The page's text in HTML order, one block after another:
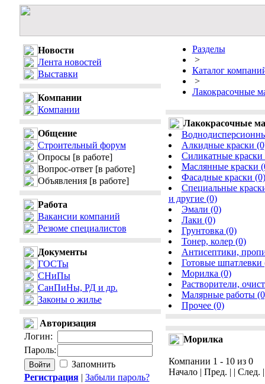
Новости
Лента новостей
Выставки
Компании
Компании
Общение
Строительный форум
Опросы [в работе]
Вопрос-ответ [в работе]
Объявления [в работе]
Работа
Вакансии компаний
Резюме специалистов
Документы
ГОСТы
СНиПы
СанПиНы, РД и др.
Законы о жилье
Авторизация
Логин:
Пароль:
Запомнить
Регистрация| Забыли пароль?
Разделы
>
Каталог
>
Лакокрасочные
Лакокрасочные
Алкидные краски
Силикатные краски
Маслянные краски
Фасадные краски (0)
Специальные
и другие (0)
Эмали (0)
Лаки (0)
Грунтовка (0)
Тонер, колер (0)
Антисептики,
Готовые шпатлевки
Морилка (0)
Растворители,
Малярные работы
Прочее (0)
Морилка
Компании 1 - 10 из 0
Начало | Пред. | | След.